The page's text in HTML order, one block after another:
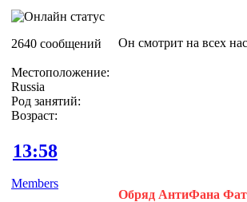
2640 сообщений
Местоположение:
Russia
Род занятий:
Возраст:
Он смотрит на всех нас
13:58
Members
Обряд АнтиФана